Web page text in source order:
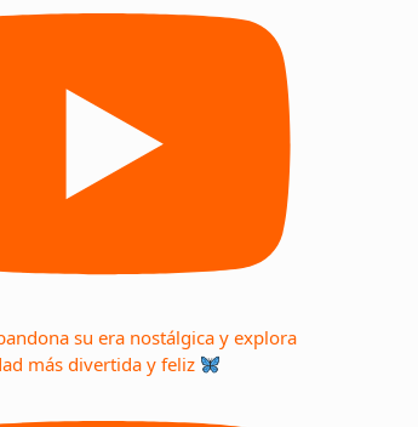
su era nostálgica y explora
más divertida y feliz